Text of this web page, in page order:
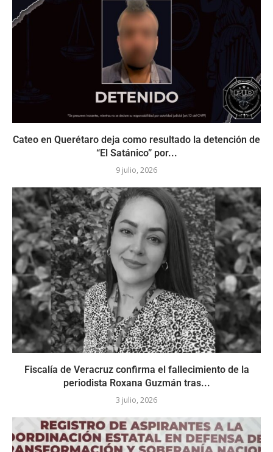
Cateo en Querétaro deja como resultado la detención de
“El Satánico” por...
9 julio, 2026
Fiscalía de Veracruz confirma el fallecimiento de la
periodista Roxana Guzmán tras...
3 julio, 2026